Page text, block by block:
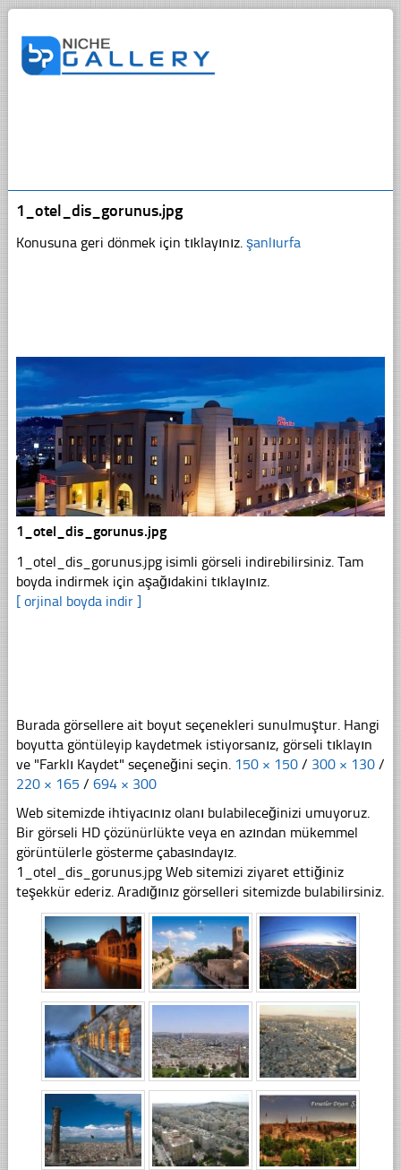
1_otel_dis_gorunus.jpg
Konusuna geri dönmek için tıklayınız. şanlıurfa
1_otel_dis_gorunus.jpg
1_otel_dis_gorunus.jpg isimli görseli indirebilirsiniz. Tam
boyda indirmek için aşağıdakini tıklayınız.
[ orjinal boyda indir ]
Burada görsellere ait boyut seçenekleri sunulmuştur. Hangi
boyutta göntüleyip kaydetmek istiyorsanız, görseli tıklayın
ve "Farklı Kaydet" seçeneğini seçin. 150 × 150 / 300 × 130 /
220 × 165 / 694 × 300
Web sitemizde ihtiyacınız olanı bulabileceğinizi umuyoruz.
Bir görseli HD çözünürlükte veya en azından mükemmel
görüntülerle gösterme çabasındayız.
1_otel_dis_gorunus.jpg Web sitemizi ziyaret ettiğiniz
teşekkür ederiz. Aradığınız görselleri sitemizde bulabilirsiniz.